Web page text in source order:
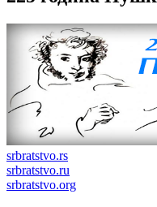
srbratstvo.rs
srbratstvo.ru
srbratstvo.org